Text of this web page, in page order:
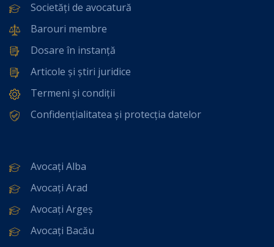
Societăți de avocatură
Barouri membre
Dosare în instanță
Articole și știri juridice
Termeni și condiții
Confidențialitatea și protecția datelor
Avocați Alba
Avocați Arad
Avocați Argeș
Avocați Bacău